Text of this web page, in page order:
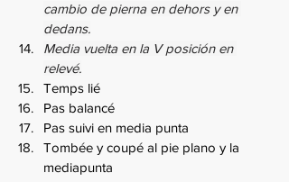
cambio de pierna en dehors y en
dedans.
Media vuelta en la V posición en
relevé.
Temps lié
Pas balancé
Pas suivi en media punta
Tombée y coupé al pie plano y la
mediapunta